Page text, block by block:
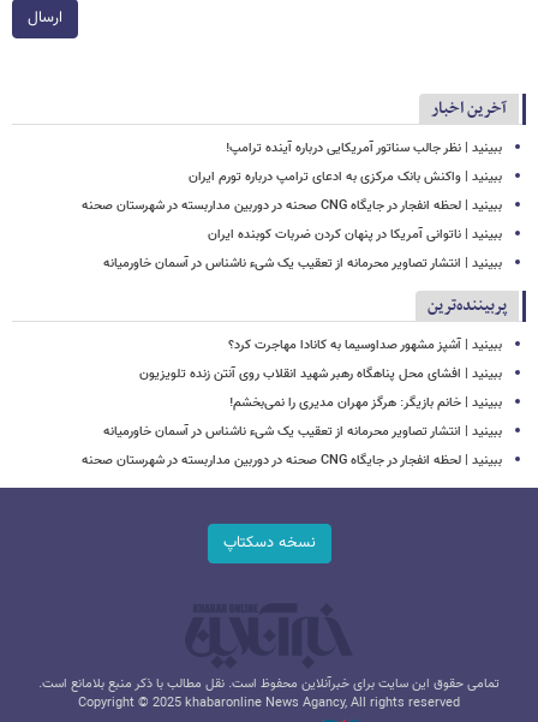
ارسال
آخرین اخبار
ببینید | نظر جالب سناتور آمریکایی درباره آینده ترامپ!
ببینید | واکنش بانک مرکزی به ادعای ترامپ درباره تورم ایران
ببینید | لحظه انفجار در جایگاه CNG صحنه در دوربین مداربسته در شهرستان صحنه
‏ببینید | ناتوانی آمریکا در پنهان کردن ضربات کوبنده ایران
ببینید | انتشار تصاویر محرمانه از تعقیب یک شیء ناشناس در آسمان خاورمیانه
پربیننده‌ترین
ببینید | آشپز مشهور صداوسیما به کانادا مهاجرت کرد؟
ببینید | افشای محل پناهگاه‌ رهبر شهید انقلاب روی آنتن زنده تلویزیون
ببینید | خانم بازیگر: هرگز مهران مدیری را نمی‌بخشم!
ببینید | انتشار تصاویر محرمانه از تعقیب یک شیء ناشناس در آسمان خاورمیانه
ببینید | لحظه انفجار در جایگاه CNG صحنه در دوربین مداربسته در شهرستان صحنه
نسخه دسکتاپ
تمامی حقوق این سایت برای خبرآنلاین محفوظ است. نقل مطالب با ذکر منبع بلامانع است.
Copyright © 2025 khabaronline News Agancy, All rights reserved